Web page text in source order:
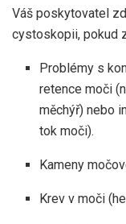
Váš poskytovatel
cystoskopii, pokud
Problémy s
retence moči
měchýř) nebo
tok moči).
Kameny
Krev v moči